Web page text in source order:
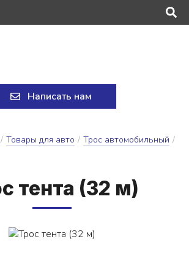
Написать нам
/ Товары для авто / Трос автомобильный /
тен­та (32 м)